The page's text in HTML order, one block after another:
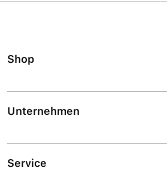
Shop
Unternehmen
Service